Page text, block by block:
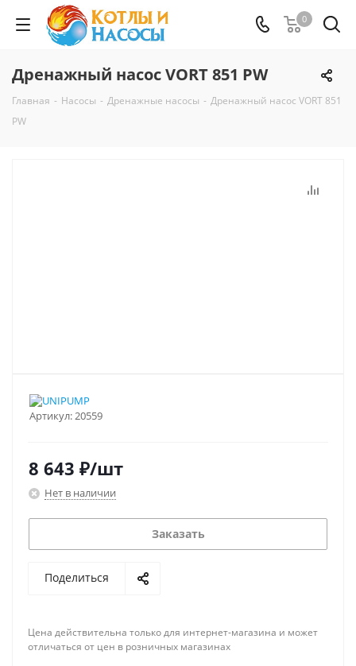
0
Дренажный насос VORT 851 PW
Главная - Насосы - Дренажные насосы - Дренажный насос VORT 851
PW
Артикул:20559
8 643 ₽/шт
Нет в наличии
Заказать
Поделиться
Цена действительна только для интернет-магазина и может
отличаться от цен в розничных магазинах